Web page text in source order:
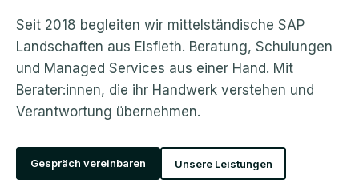
Seit 2018 begleiten wir mittelständische SAP
Landschaften aus Elsfleth. Beratung, Schulungen
und Managed Services aus einer Hand. Mit
Berater:innen, die ihr Handwerk verstehen und
Verantwortung übernehmen.
Gespräch vereinbaren Unsere Leistungen